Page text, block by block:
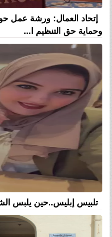
إتحاد العمال: ورشة عمل
وحماية حق التنظيم ا...
تلبيس إبليس..حين يلبس